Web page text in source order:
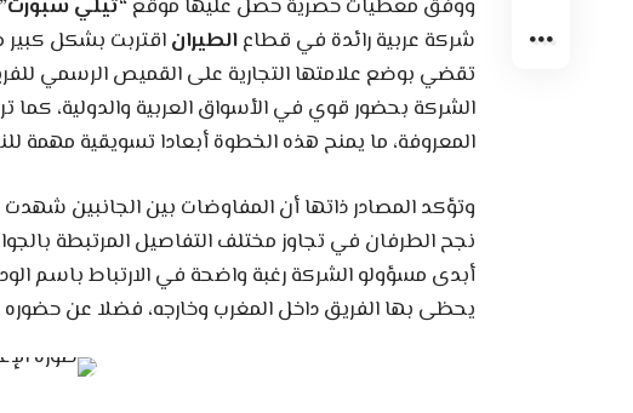
ووفق معطيات حصرية حصل عليها موقع“تيلي
شركة عربية رائدة في قطاعالطيراناقتربت بشكل كبير
تقضي بوضع علامتها التجارية على القميص الرسمي
الشركة بحضور قوي في الأسواق العربية والدولية، كما
المعروفة، ما يمنح هذه الخطوة أبعادا تسويقية مهمة
وتؤكد المصادر ذاتها أن المفاوضات بين الجانبين
نجح الطرفان في تجاوز مختلف التفاصيل المرتبطة
أبدى مسؤولو الشركة رغبة واضحة في الارتباط باسم
يحظى بها الفريق داخل المغرب وخارجه، فضلا عن حضوره